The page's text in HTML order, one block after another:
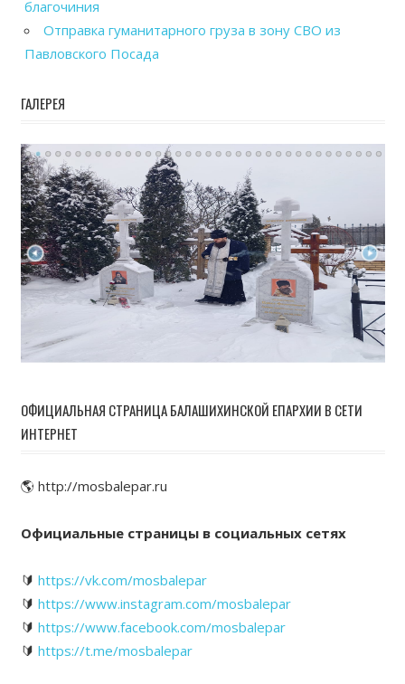
благочиния
Отправка гуманитарного груза в зону СВО из
Павловского Посада
ГАЛЕРЕЯ
ОФИЦИАЛЬНАЯ СТРАНИЦА БАЛАШИХИНСКОЙ ЕПАРХИИ В СЕТИ
ИНТЕРНЕТ
🌎 http://mosbalepar.ru
Официальные страницы в социальных сетях
🔰 https://vk.com/mosbalepar
🔰 https://www.instagram.com/mosbalepar
🔰 https://www.facebook.com/mosbalepar
🔰 https://t.me/mosbalepar